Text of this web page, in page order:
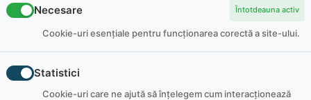
laser, provocare labirint cu laser, bărci/mașini cu
Necesare Întotdeauna activ
Cookie-uri esențiale pentru funcționarea corectă a site-ului.
Statistici
Cookie-uri care ne ajută să înțelegem cum interacționează